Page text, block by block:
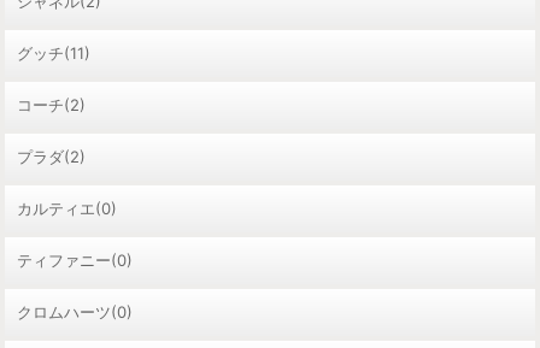
グッチ(11)
コーチ(2)
プラダ(2)
カルティエ(0)
ティファニー(0)
クロムハーツ(0)